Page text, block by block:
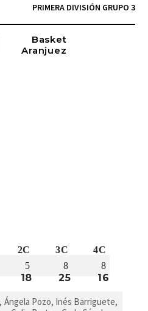
PRIMERA DIVISIÓN GRUPO 3
Basket
Aranjuez
2C 3C 4C
5 8 8
18 25 16
Ángela Pozo, Inés Barriguete,